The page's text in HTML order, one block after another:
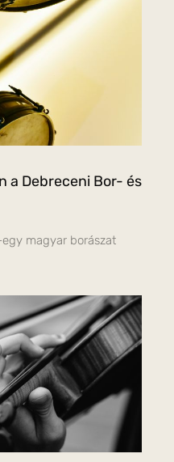
a Debreceni Bor- és
magyar borászat